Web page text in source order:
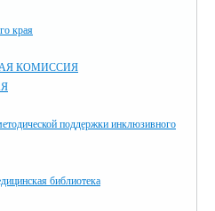
края
КОМИССИЯ
поддержки инклюзивного
библиотека